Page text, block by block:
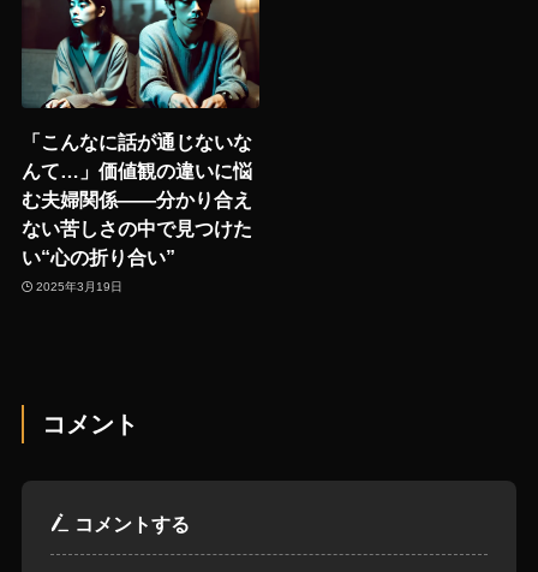
「こんなに話が通じないな
んて…」価値観の違いに悩
む夫婦関係——分かり合え
ない苦しさの中で見つけた
い“心の折り合い”
2025年3月19日
コメント
コメントする